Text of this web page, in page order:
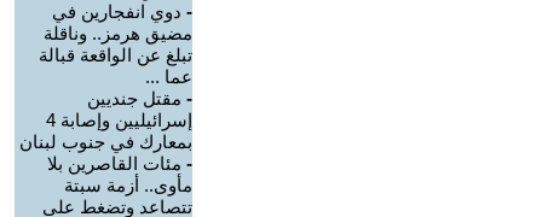
- دوي انفجارين في
مضيق هرمز.. وناقلة
تبلغ عن الواقعة قبالة
عما ...
- مقتل جنديين
إسرائيليين وإصابة 4
بمعارك في جنوب لبنان
- مئات القاصرين بلا
مأوى.. أزمة سبتة
تتصاعد وتضغط على